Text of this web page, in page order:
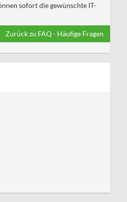
sofort die gewünschte IT-
Zurück zu FAQ - Häufige Fragen